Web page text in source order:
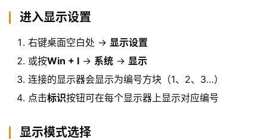
进入显示设置
右键桌面空白处 → 显示设置
或按Win + I → 系统 → 显示
连接的显示器会显示为编号方块（1、2、3…）
点击标识按钮可在每个显示器上显示对应编号
显示模式选择